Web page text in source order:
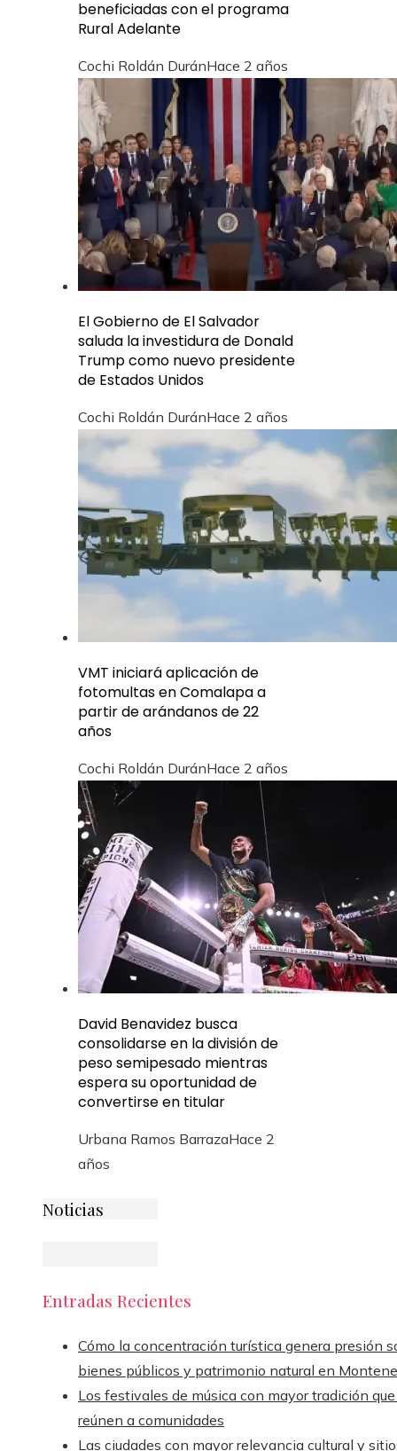
beneficiadas con el programa
Rural Adelante
Cochi Roldán DuránHace 2 años
El Gobierno de El Salvador
saluda la investidura de Donald
Trump como nuevo presidente
de Estados Unidos
Cochi Roldán DuránHace 2 años
VMT iniciará aplicación de
fotomultas en Comalapa a
partir de arándanos de 22
años
Cochi Roldán DuránHace 2 años
David Benavidez busca
consolidarse en la división de
peso semipesado mientras
espera su oportunidad de
convertirse en titular
Urbana Ramos BarrazaHace 2
años
Noticias
Entradas Recientes
Cómo la concentración turística genera presión
bienes públicos y patrimonio natural en
Los festivales de música con mayor tradición
reúnen a comunidades
Las ciudades con mayor relevancia cultural y